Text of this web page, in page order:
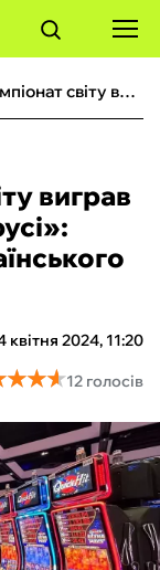
«Перший чемпіонат світу виграв у шапочці збірної Білорусі»: інтерв’ю великого українського плавця Олега Лісогора
виграв
квітня 2024, 11:20
★★★
★★★12 голосів